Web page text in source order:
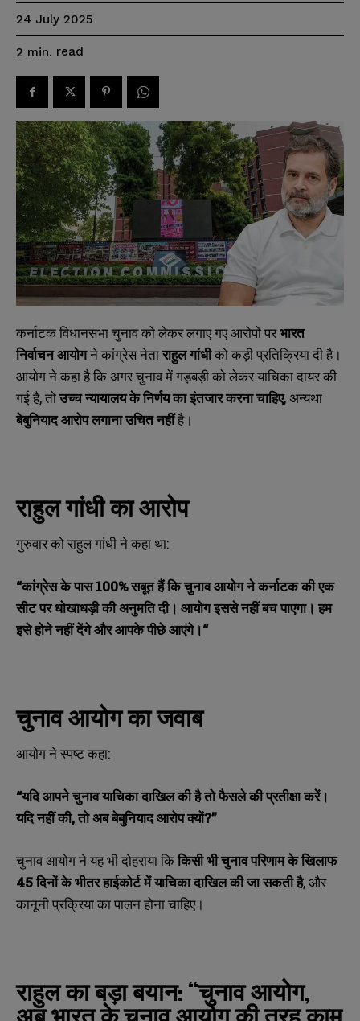
24 July 2025
2 min. read
कर्नाटक विधानसभा चुनाव को लेकर लगाए गए आरोपों परभारत
निर्वाचनआयोगने कांग्रेस नेताराहुलगांधीको कड़ी प्रतिक्रिया दी है।
आयोग ने कहा है कि अगर चुनाव में गड़बड़ी को लेकर याचिका दायर की
गई है, तोउच्चन्यायालयकेनिर्णयकाइंतजारकरनाचाहिए, अन्यथा
बेबुनियादआरोपलगानाउचितनहींहै।
राहुलगांधीकाआरोप
गुरुवार को राहुल गांधी ने कहा था:
“कांग्रेसकेपास100%सबूतहैंकिचुनावआयोगनेकर्नाटककीएक
सीटपरधोखाधड़ीकीअनुमतिदी। आयोगइससेनहींबचपाएगा। हम
इसेहोनेनहींदेंगेऔरआपकेपीछेआएंगे।“
चुनावआयोगकाजवाब
आयोग ने स्पष्ट कहा:
“यदिआपनेचुनावयाचिकादाखिलकीहैतोफैसलेकीप्रतीक्षाकरें।
यदिनहींकी,तोअबबेबुनियादआरोपक्यों?”
चुनाव आयोग ने यह भी दोहराया किकिसीभीचुनावपरिणामकेखिलाफ
45दिनोंकेभीतरहाईकोर्टमेंयाचिकादाखिलकीजासकतीहै, और
कानूनी प्रक्रिया का पालन होना चाहिए।
राहुलकाबड़ाबयान: “चुनावआयोग,